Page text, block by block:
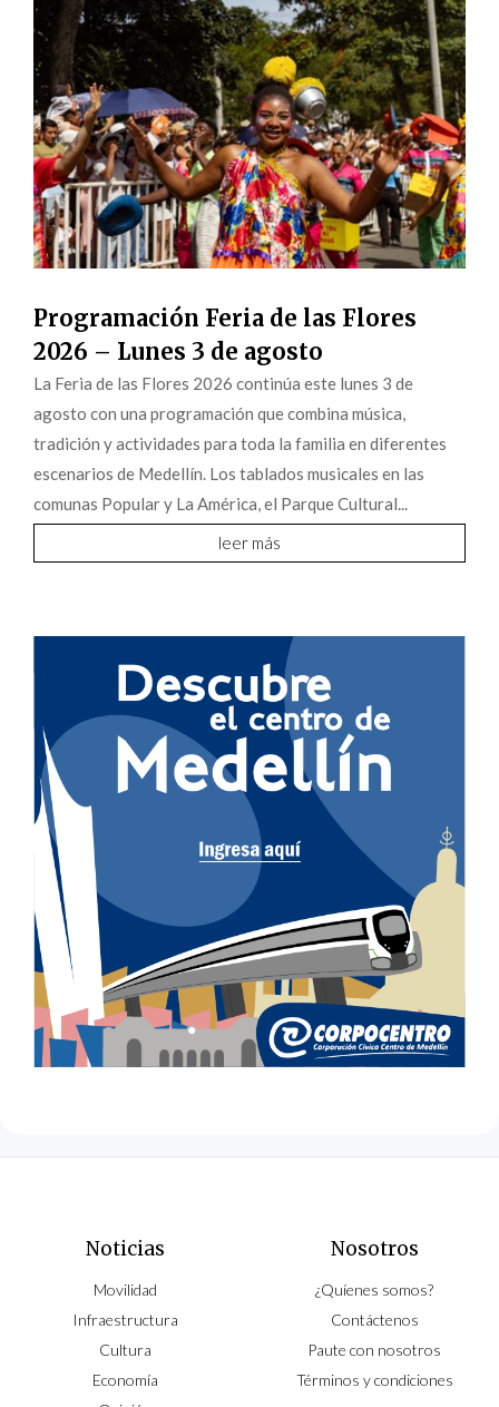
Programación Feria de las Flores
2026 – Lunes 3 de agosto
La Feria de las Flores 2026 continúa este lunes 3 de
agosto con una programación que combina música,
tradición y actividades para toda la familia en diferentes
escenarios de Medellín. Los tablados musicales en las
comunas Popular y La América, el Parque Cultural...
leer más
Noticias
Movilidad
Infraestructura
Cultura
Economía
Nosotros
¿Quíenes somos?
Contáctenos
Paute con nosotros
Términos y condiciones